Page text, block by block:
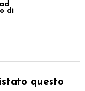
di
questo